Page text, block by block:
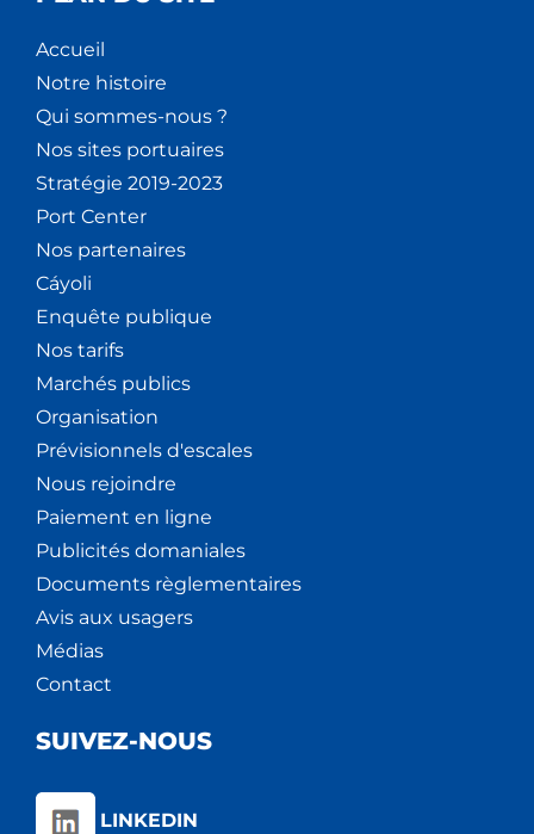
Accueil
Notre histoire
Qui sommes-nous ?
Nos sites portuaires
Stratégie 2019-2023
Port Center
Nos partenaires
Cáyoli
Enquête publique
Nos tarifs
Marchés publics
Organisation
Prévisionnels d'escales
Nous rejoindre
Paiement en ligne
Publicités domaniales
Documents règlementaires
Avis aux usagers
Médias
Contact
SUIVEZ-NOUS
LINKEDIN